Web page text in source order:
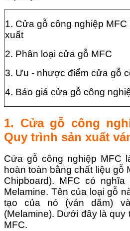
1. Cửa gỗ công nghiệp
xuất
2. Phân loại cửa gỗ MFC
3. Ưu - nhược điểm cửa gỗ
4. Báo giá cửa gỗ công
1. Cửa gỗ công
Quy trình sản xuất
Cửa gỗ công nghiệp MFC
hoàn toàn bằng chất liệu gỗ
Chipboard). MFC có
Melamine. Tên của loại gỗ
tạo của nó (ván dăm)
(Melamine). Dưới đây là quy
MFC.